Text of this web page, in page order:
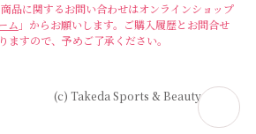
品に関するお問い合わせはオンラインショップ
ム 」からお願いします。 ご購入履歴とお問合せ
ますので、予めご了承ください。
(c) Takeda Sports & Beauty Clinic